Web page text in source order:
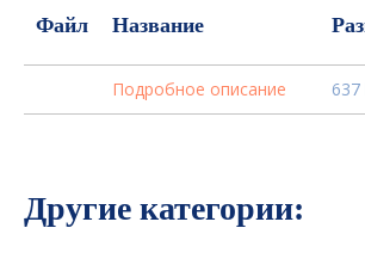
Файл Название
Подробное описание 637
Другие категории: